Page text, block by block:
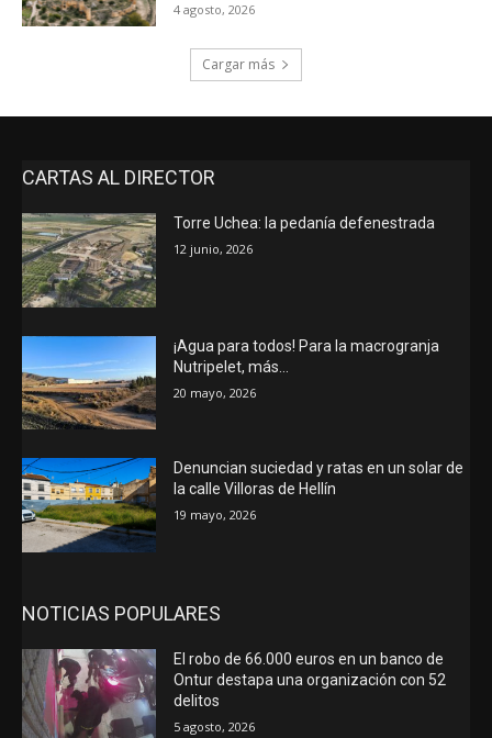
4 agosto, 2026
Cargar más
CARTAS AL DIRECTOR
Torre Uchea: la pedanía defenestrada
12 junio, 2026
¡Agua para todos! Para la macrogranja
Nutripelet, más…
20 mayo, 2026
Denuncian suciedad y ratas en un solar de
la calle Villoras de Hellín
19 mayo, 2026
NOTICIAS POPULARES
El robo de 66.000 euros en un banco de
Ontur destapa una organización con 52
delitos
5 agosto, 2026